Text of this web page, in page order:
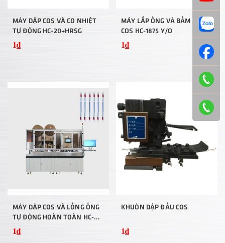
MÁY DẬP COS VÀ CO NHIỆT
TỰ ĐỘNG HC-20+HRSG
1₫
MÁY LẮP ỐNG VÀ BẤM ĐẦU
COS HC-1875 Y/O
1₫
MÁY DẬP COS VÀ LỒNG ỐNG
TỰ ĐỘNG HOÀN TOÀN HC-
50+HMG VỚI DÂY ĐIỀU KHIỂN
1₫
KHUÔN DẬP ĐẦU COS
1₫